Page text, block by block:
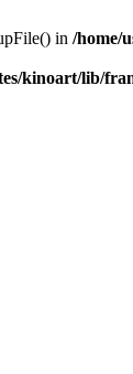
in /home/
kinoart/lib/